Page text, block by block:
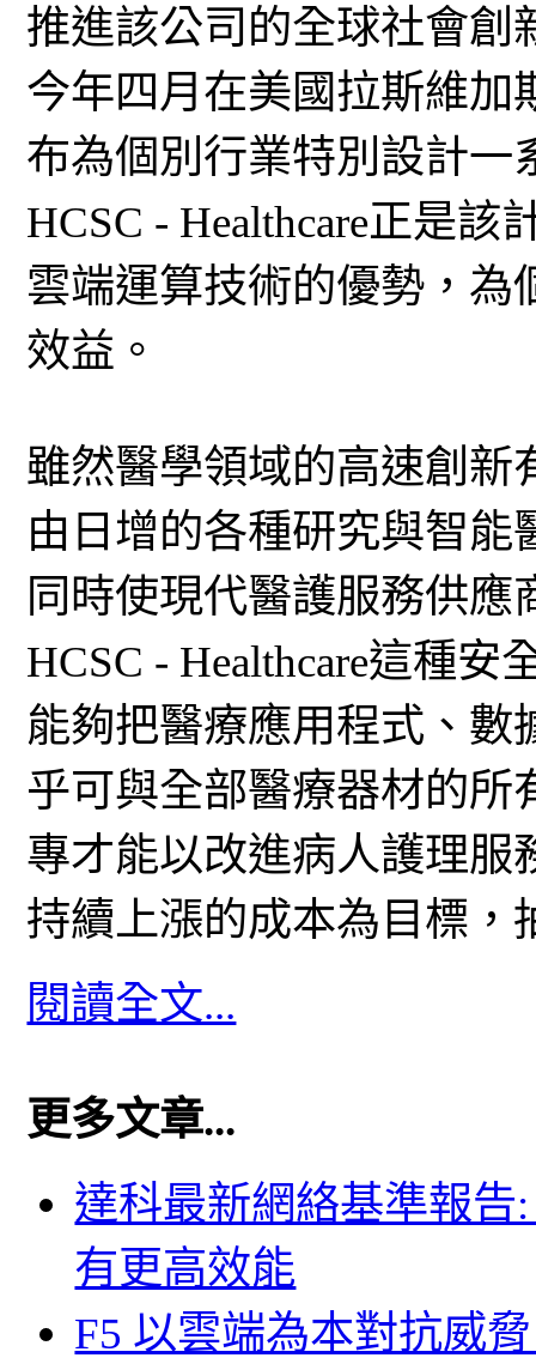
推進該公司的全球社會創
今年四月在美國拉斯維加
布為個別行業特別設計一
HCSC - Healthcare正是
雲端運算技術的優勢，為
效益。
雖然醫學領域的高速創新
由日增的各種研究與智
同時使現代醫護服務供
HCSC - Healthcare這種
能夠把醫療應用程式、
乎可與全部醫療器材的所
專才能以改進病人護理服
持續上漲的成本為目標，
閱讀全文...
更多文章...
達科最新網絡基準報告
有更高效能
F5 以雲端為本對抗威